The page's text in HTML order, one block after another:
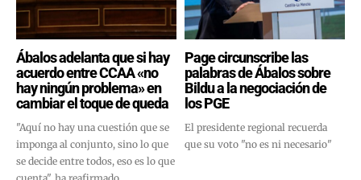
Ábalos adelanta que si hay
acuerdo entre CCAA «no
hay ningún problema» en
cambiar el toque de queda
"Aquí no hay una cuestión que se
imponga al conjunto, sino lo que
se decide entre todos, eso es lo que
Page circunscribe las
palabras de Ábalos sobre
Bildu a la negociación de
los PGE
El presidente regional recuerda
que su voto "no es ni necesario"